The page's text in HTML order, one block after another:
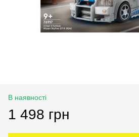
В наявності
1 498 грн